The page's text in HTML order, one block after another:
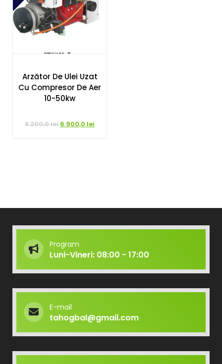
Arzător De Ulei Uzat
Cu Compresor De Aer
10-50kw
8.200,0lei Prețul
6.900,0 lei
Program
Luni-Vineri: 08:00 - 17:00
E-mail
tahogbal@gmail.com